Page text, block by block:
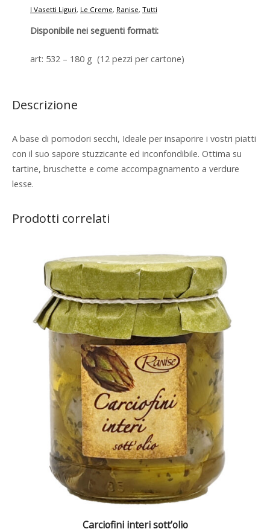
I Vasetti Liguri, Le Creme, Ranise, Tutti
Disponibile nei seguenti formati:
art: 532 – 180 g (12 pezzi per cartone)
Descrizione
A base di pomodori secchi, Ideale per insaporire i vostri piatti
con il suo sapore stuzzicante ed inconfondibile. Ottima su
tartine, bruschette e come accompagnamento a verdure
lesse.
Prodotti correlati
Carciofini interi sott’olio